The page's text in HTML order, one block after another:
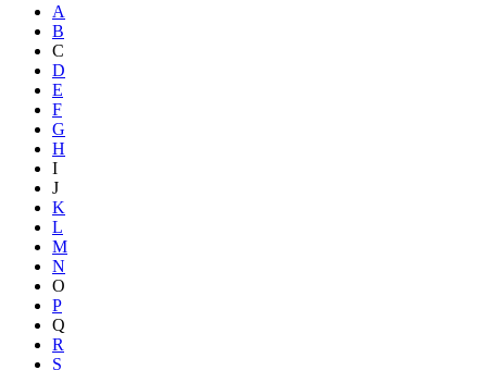
A
B
C
D
E
F
G
H
I
J
K
L
M
N
O
P
Q
R
S